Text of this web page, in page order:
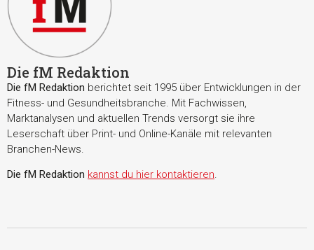
Die fM Redaktion
Die fM Redaktion berichtet seit 1995 über Entwicklungen in der
Fitness- und Gesundheitsbranche. Mit Fachwissen,
Marktanalysen und aktuellen Trends versorgt sie ihre
Leserschaft über Print- und Online-Kanäle mit relevanten
Branchen-News.
Die fM Redaktion kannst du hier kontaktieren.